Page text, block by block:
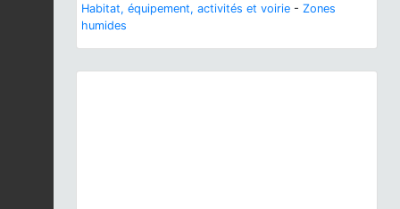
Habitat, équipement, activités et voirie - Zones
humides